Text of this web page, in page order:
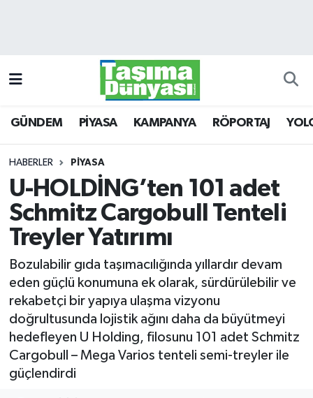
GÜNDEM PİYASA KAMPANYA RÖPORTAJ
HABERLER PİYASA
U-HOLDİNG’ten 101 adet
Schmitz Cargobull Tenteli
Treyler Yatırımı
Bozulabilir gıda taşımacılığında yıllardır devam
eden güçlü konumuna ek olarak, sürdürülebilir ve
rekabetçi bir yapıya ulaşma vizyonu
doğrultusunda lojistik ağını daha da büyütmeyi
hedefleyen U Holding, filosunu 101 adet Schmitz
Cargobull – Mega Varios tenteli semi-treyler ile
güçlendirdi
KAMPANYA
RÖPORTAJ
YOLCU TAŞIMA
LOJİSTİK
E-GAZETE
TAŞITLAR
Trafik Durumu
Süper Lig Puan Durumu ve Fikstür
Tüm Manşetler
Son Dakika Haberleri
Haber Arşivi